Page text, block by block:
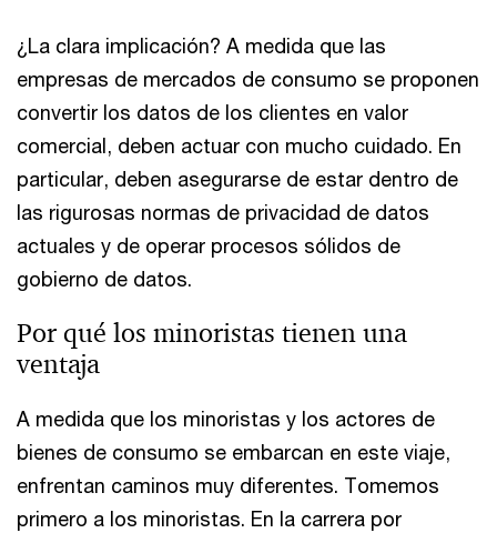
¿La clara implicación? A medida que las
empresas de mercados de consumo se proponen
convertir los datos de los clientes en valor
comercial, deben actuar con mucho cuidado. En
particular, deben asegurarse de estar dentro de
las rigurosas normas de privacidad de datos
actuales y de operar procesos sólidos de
gobierno de datos.
Por qué los minoristas tienen una
ventaja
A medida que los minoristas y los actores de
bienes de consumo se embarcan en este viaje,
enfrentan caminos muy diferentes. Tomemos
primero a los minoristas. En la carrera por